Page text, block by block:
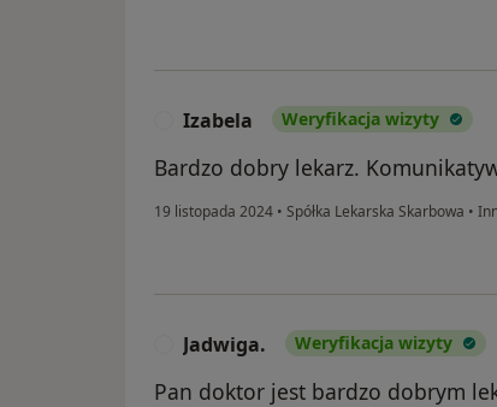
Izabela Weryfikacja wizyty
Bardzo dobry lekarz.
19 listopada 2024 • Spółka Lekarska Skarbowa •
Jadwiga. Weryfikacja wizyty
Pan doktor jest bardzo dobrym